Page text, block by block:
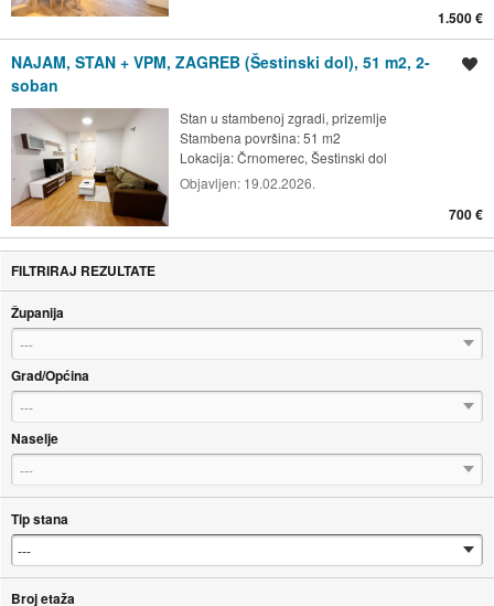
1.500 €
NAJAM, STAN + VPM, ZAGREB (Šestinski dol), 51 m2, 2-
soban
Stan u stambenoj zgradi, prizemlje
Stambena površina: 51 m2
Lokacija:Črnomerec, Šestinski dol
Objavljen: 19.02.2026.
700 €
FILTRIRAJ REZULTATE
Županija
---
Grad/Općina
---
Naselje
---
Tip stana
Broj etaža